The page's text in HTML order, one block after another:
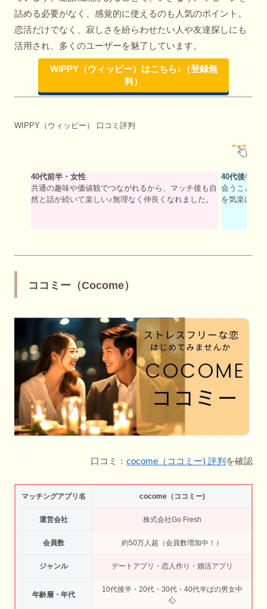
詰める必要がなく、感覚的に使えるのも人気のポイント。
恋活だけでなく、寂しさを紛らわせたい人や友達探しにも
活用され、多くのユーザーを魅了しています。
WIPPY（ウィッピー）はこちら♪（登録無
料）
WIPPY（ウィッピー） 口コミ評判
40代前半・女性
共通の趣味や価値観でつながれるから、マッチ後も自
然と話が続いて楽しい♪無理なく仲良くなれました。
40代後半・
会うことが
を気楽に楽
ココミー（Cocome）
口コミ： cocome（ココミー) 評判 を確認
マッチングアプリ名 cocome（ココミー)
運営会社 株式会社Go Fresh
会員数 約50万人超（会員数増加中！）
ジャンル デートアプリ・恋人作り・婚活アプリ
年齢層・年代
10代後半・20代・30代・40代半ばの男女中
心